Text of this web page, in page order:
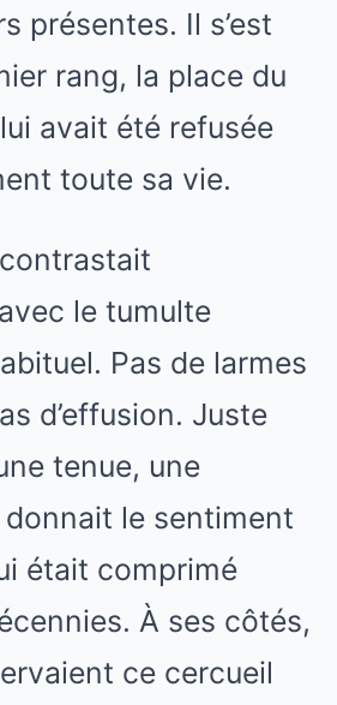
présentes. Il s’est
rang, la place du
avait été refusée
toute sa vie.
le tumulte
Pas de larmes
d’effusion. Juste
tenue, une
donnait le sentiment
était comprimé
À ses côtés,
ce cercueil